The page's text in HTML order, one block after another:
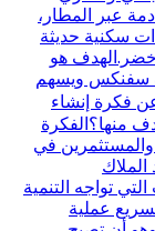
عبر المطار،
سكنية حديثة
هو
سفنكس ويسهم
فكرة إنشاء
منها؟الفكرة
في
تواجه التنمية
عملية